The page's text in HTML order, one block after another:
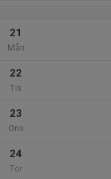
21
Mån
22
Tis
23
Ons
24
Tor